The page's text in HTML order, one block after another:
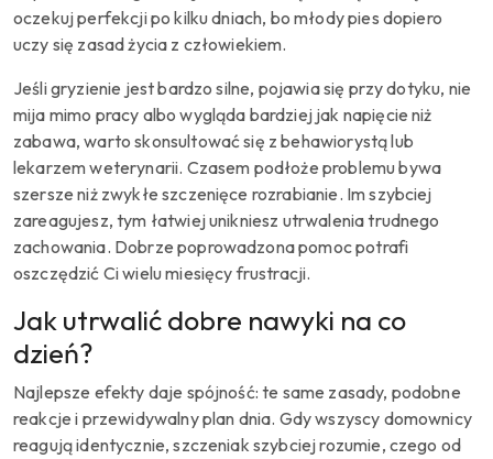
oczekuj perfekcji po kilku dniach, bo młody pies dopiero
uczy się zasad życia z człowiekiem.
Jeśli gryzienie jest bardzo silne, pojawia się przy dotyku, nie
mija mimo pracy albo wygląda bardziej jak napięcie niż
zabawa, warto skonsultować się z behawiorystą lub
lekarzem weterynarii. Czasem podłoże problemu bywa
szersze niż zwykłe szczenięce rozrabianie. Im szybciej
zareagujesz, tym łatwiej unikniesz utrwalenia trudnego
zachowania. Dobrze poprowadzona pomoc potrafi
oszczędzić Ci wielu miesięcy frustracji.
Jak utrwalić dobre nawyki na co
dzień?
Najlepsze efekty daje spójność: te same zasady, podobne
reakcje i przewidywalny plan dnia. Gdy wszyscy domownicy
reagują identycznie, szczeniak szybciej rozumie, czego od